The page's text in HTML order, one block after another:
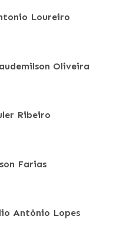
Loureiro
Oliveira
Ribeiro
Farias
Antônio Lopes